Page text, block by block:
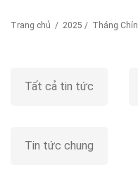
Trang chủ / 2025 / Tháng Chín
Tất cả tin tức
Tin tức chung